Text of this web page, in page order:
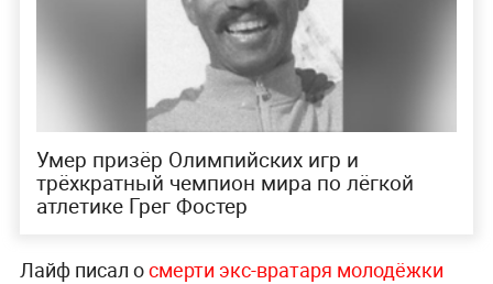
Умер призёр Олимпийских игр и
трёхкратный чемпион мира по лёгкой
атлетике Грег Фостер
Лайф писал осмерти экс-вратаря молодёжки